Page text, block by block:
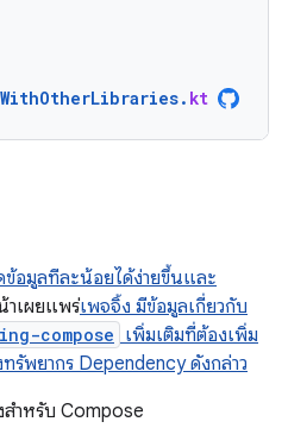
. kt
อมูลทีละน้อยได้ง่ายขึ้นและ
าเผยแพร่เพจจิ้ง มีข้อมูลเกี่ยวกับ
compose เพิ่มเติมที่ต้องเพิ่ม
รัพยากร Dependency ดังกล่าว
สำหรับ Compose